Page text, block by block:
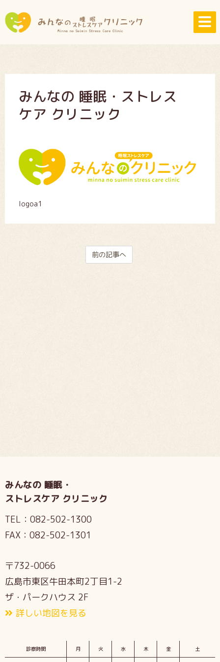
みんなの 睡眠・ストレス
ケア クリニック
logoa1
前の記事へ
みんなの 睡眠・
ストレスケア クリニック
TEL： 082-502-1300
FAX： 082-502-1301
〒732-0066
広島市東区牛田本町2丁目1-2
ザ・パークハウス 2F
詳しい地図を見る
診察時間 月 火 水 木 金 土